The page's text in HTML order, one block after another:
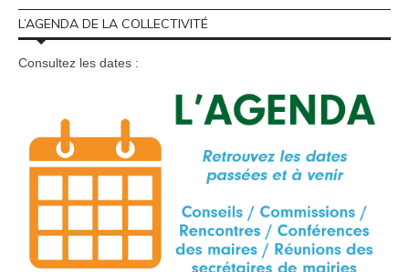
L’AGENDA DE LA COLLECTIVITÉ
Consultez les dates :